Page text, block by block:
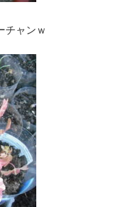
チャンｗ